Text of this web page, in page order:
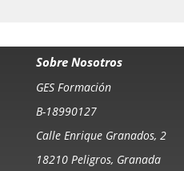
Sobre Nosotros
GES Formación
B-18990127
Calle Enrique Granados, 2
18210 Peligros, Granada